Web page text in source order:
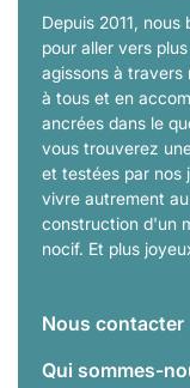
Depuis 2011,
pour aller vers
agissons à travers
à tous et en
ancrées dans le
vous trouverez
et testées par nos
vivre autrement
construction d'un
nocif. Et plus
Nous contacter
Qui sommes-